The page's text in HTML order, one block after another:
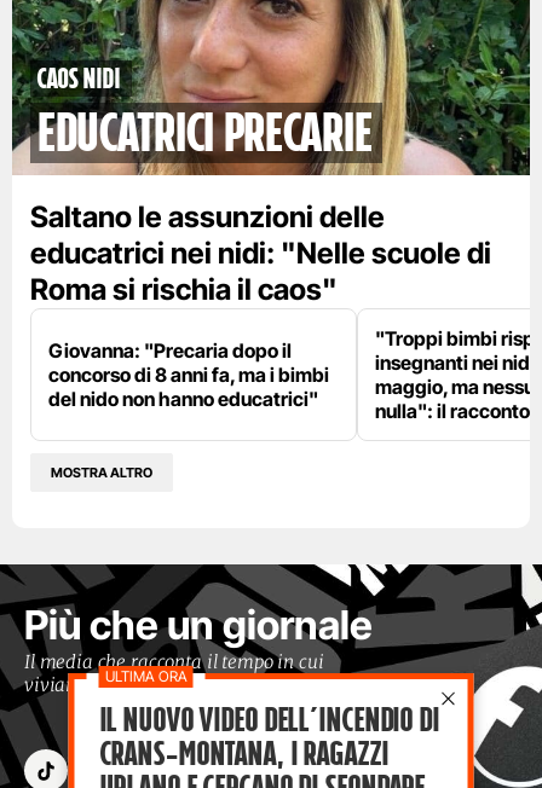
Caos nidi
educatrici precarie
Saltano le assunzioni delle
educatrici nei nidi: "Nelle scuole di
Roma si rischia il caos"
Giovanna: "Precaria dopo il
concorso di 8 anni fa, ma i bimbi
del nido non hanno educatrici"
"Troppi bimbi
insegnanti nei
maggio, ma
nulla": il racconto
MOSTRA ALTRO
Più che un giornale
Il media che racconta il tempo in cui
viviamo con occhi moderni
Il nuovo video dell’incendio di
Crans-Montana, i ragazzi